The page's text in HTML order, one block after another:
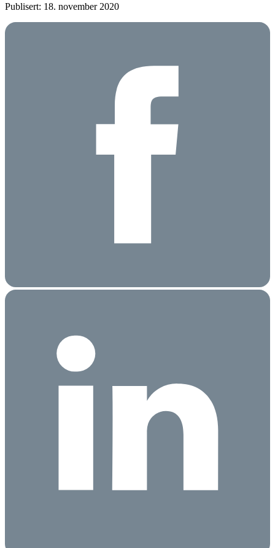
Publisert: 18. november 2020